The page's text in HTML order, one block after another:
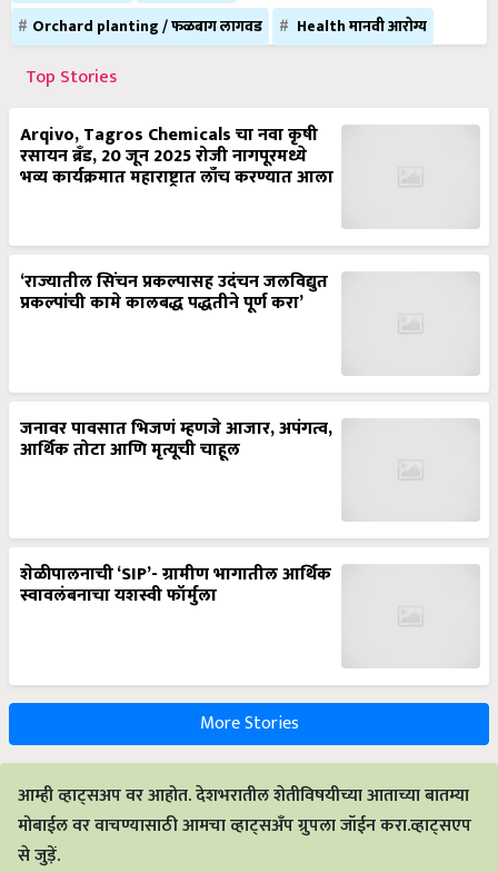
Orchard planting / फळबाग लागवड
Health मानवी आरोग्य
Top Stories
Arqivo, Tagros Chemicals चा नवा कृषी
रसायन ब्रँड, 20 जून 2025 रोजी नागपूरमध्ये
भव्य कार्यक्रमात महाराष्ट्रात लाँच करण्यात आला
‘राज्यातील सिंचन प्रकल्पासह उदंचन जलविद्युत
प्रकल्पांची कामे कालबद्ध पद्धतीने पूर्ण करा’
जनावर पावसात भिजणं म्हणजे आजार, अपंगत्व,
आर्थिक तोटा आणि मृत्यूची चाहूल
शेळीपालनाची ‘SIP’- ग्रामीण भागातील आर्थिक
स्वावलंबनाचा यशस्वी फॉर्मुला
More Stories
आम्ही व्हाट्सअप वर आहोत. देशभरातील शेतीविषयीच्या आताच्या बातम्या
मोबाईल वर वाचण्यासाठी आमचा व्हाट्सअँप ग्रुपला जॉईन करा.व्हाट्सएप
से जुड़ें.